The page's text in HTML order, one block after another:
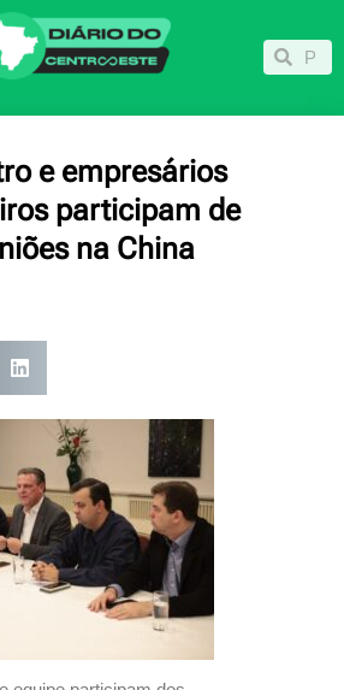
Pesquisar
e empresários
participam de
na China